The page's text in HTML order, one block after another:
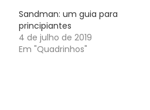
Sandman: um guia para
principiantes
4 de julho de 2019
Em "Quadrinhos"